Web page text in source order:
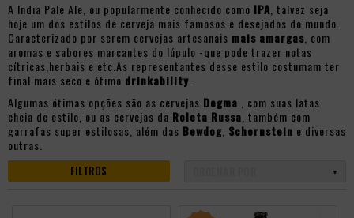
A India Pale Ale, ou popularmente conhecido como IPA , talvez seja
hoje um dos estilos de cerveja mais famosos e desejados do mundo.
Caracterizado por serem cervejas artesanais mais amargas , com
aromas e sabores marcantes do lúpulo -que pode trazer notas
cítricas,herbais e etc.As representantes desse estilo costumam ter
final mais seco e ótimo drinkability
Algumas ótimas opções são as cervejas Dogma
, com suas latas
cheia de estilo, ou as cervejas da Roleta Russa , também com
garrafas super estilosas, além das Bewdog Schornstein e diversas
outras.
FILTROS